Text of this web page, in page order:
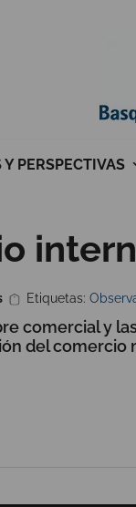
PERSPECTIVAS
Etiquetas:
comercial y
del comercio